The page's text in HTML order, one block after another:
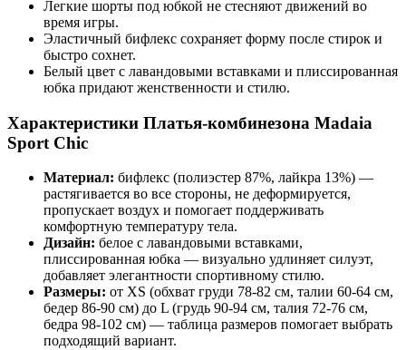
Легкие шорты под юбкой не стесняют движений во
время игры.
Эластичный бифлекс сохраняет форму после стирок и
быстро сохнет.
Белый цвет с лавандовыми вставками и плиссированная
юбка придают женственности и стилю.
Характеристики Платья-комбинезона Madaia
Sport Chic
Материал: бифлекс (полиэстер 87%, лайкра 13%) —
растягивается во все стороны, не деформируется,
пропускает воздух и помогает поддерживать
комфортную температуру тела.
Дизайн: белое с лавандовыми вставками,
плиссированная юбка — визуально удлиняет силуэт,
добавляет элегантности спортивному стилю.
Размеры: от XS (обхват груди 78-82 см, талии 60-64 см,
бедер 86-90 см) до L (грудь 90-94 см, талия 72-76 см,
бедра 98-102 см) — таблица размеров помогает выбрать
подходящий вариант.